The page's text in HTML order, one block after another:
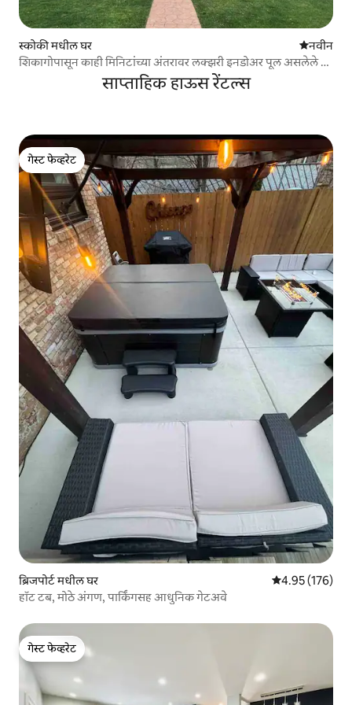
स्कोकी मधील घर नवीननवीन
शिकागोपासून काही मिनिटांच्या अंतरावर लक्झरी इनडोअर पूल असलेले ट्री
साप्ताहिक हाऊस रेंटल्स
गेस्ट फेव्हरेट
गेस्ट फेव्हरेट
ब्रिजपोर्ट मधील घर 5 पैकी 4.95
4.95 (176)
हॉट टब, मोठे अंगण, पार्किंगसह आधुनिक गेटअवे
गेस्ट फेव्हरेट
गेस्ट फेव्हरेट